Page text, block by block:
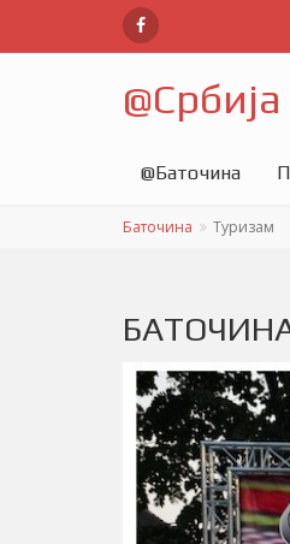
@Србија
@Баточина
Баточина Туризам